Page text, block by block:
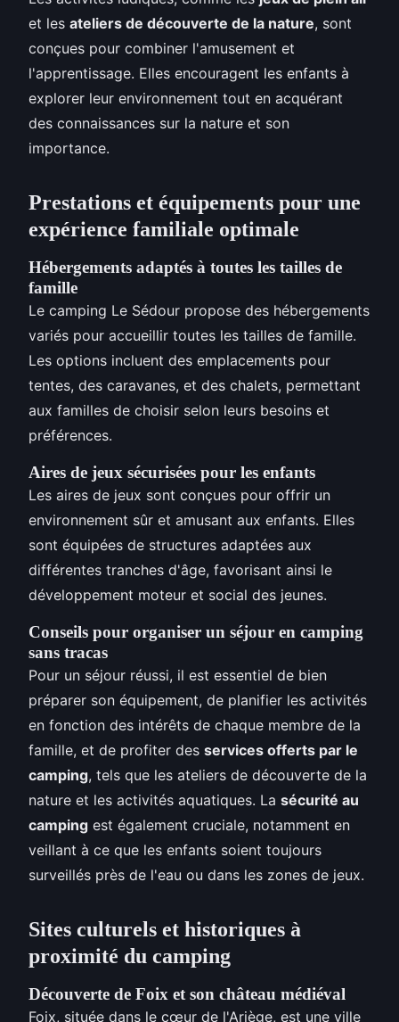
et les ateliers de découverte de la nature, sont
conçues pour combiner l'amusement et
l'apprentissage. Elles encouragent les enfants à
explorer leur environnement tout en acquérant
des connaissances sur la nature et son
importance.
Prestations et équipements pour une
expérience familiale optimale
Hébergements adaptés à toutes les tailles de
famille
Le camping Le Sédour propose des hébergements
variés pour accueillir toutes les tailles de famille.
Les options incluent des emplacements pour
tentes, des caravanes, et des chalets, permettant
aux familles de choisir selon leurs besoins et
préférences.
Aires de jeux sécurisées pour les enfants
Les aires de jeux sont conçues pour offrir un
environnement sûr et amusant aux enfants. Elles
sont équipées de structures adaptées aux
différentes tranches d'âge, favorisant ainsi le
développement moteur et social des jeunes.
Conseils pour organiser un séjour en camping
sans tracas
Pour un séjour réussi, il est essentiel de bien
préparer son équipement, de planifier les activités
en fonction des intérêts de chaque membre de la
famille, et de profiter des services offerts par le
camping, tels que les ateliers de découverte de la
nature et les activités aquatiques. La sécurité au
camping est également cruciale, notamment en
veillant à ce que les enfants soient toujours
surveillés près de l'eau ou dans les zones de jeux.
Sites culturels et historiques à
proximité du camping
Découverte de Foix et son château médiéval
Foix, située dans le cœur de l'Ariège, est une ville